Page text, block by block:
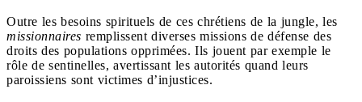
Outre les besoins spirituels de ces chrétiens de la jungle, les
missionnaires remplissent diverses missions de défense des
droits des populations opprimées. Ils jouent par exemple le
rôle de sentinelles, avertissant les autorités quand leurs
paroissiens sont victimes d’injustices.